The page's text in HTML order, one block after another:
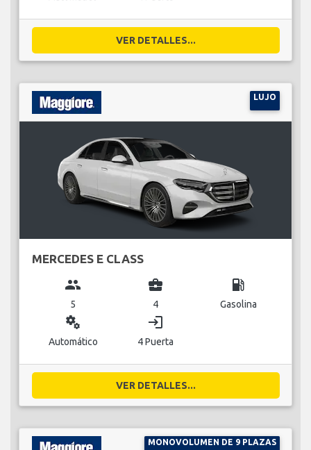
VER DETALLES...
LUJO
MERCEDES E CLASS
group
5
business_center
4
local_gas_station
Gasolina
miscellaneous_services
Automático
login
4 Puerta
VER DETALLES...
MONOVOLUMEN DE 9 PLAZAS